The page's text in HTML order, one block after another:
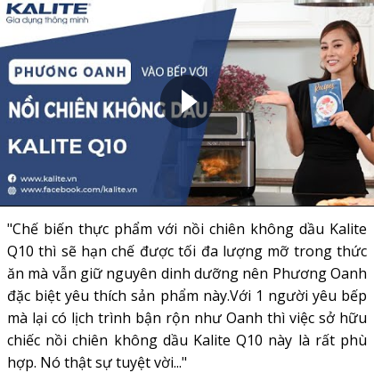
"Chế biến thực phẩm với nồi chiên không dầu Kalite
Q10 thì sẽ hạn chế được tối đa lượng mỡ trong thức
ăn mà vẫn giữ nguyên dinh dưỡng nên Phương Oanh
đặc biệt yêu thích sản phẩm này.Với 1 người yêu bếp
mà lại có lịch trình bận rộn như Oanh thì việc sở hữu
chiếc nồi chiên không dầu Kalite Q10 này là rất phù
hợp. Nó thật sự tuyệt vời..."